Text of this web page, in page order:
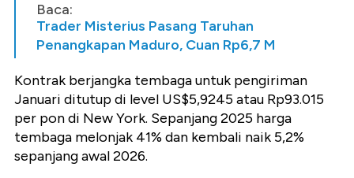
Baca:
Trader Misterius Pasang Taruhan
Penangkapan Maduro, Cuan Rp6,7 M
Kontrak berjangka tembaga untuk pengiriman
Januari ditutup di level US$5,9245 atau Rp93.015
per pon di New York. Sepanjang 2025 harga
tembaga melonjak 41% dan kembali naik 5,2%
sepanjang awal 2026.